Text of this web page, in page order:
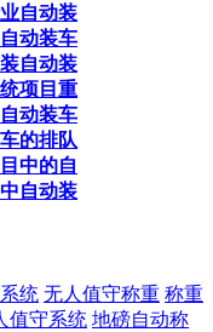
自动装
动装车
自动装
项目重
动装车
的排队
中的自
自动装
统 无人值守称重 称重
值守系统 地磅自动称